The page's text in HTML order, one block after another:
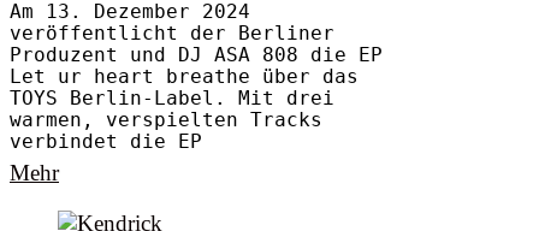
Am 13. Dezember 2024
veröffentlicht der Berliner
Produzent und DJ ASA 808 die EP
Let ur heart breathe über das
TOYS Berlin-Label. Mit drei
warmen, verspielten Tracks
verbindet die EP
Mehr